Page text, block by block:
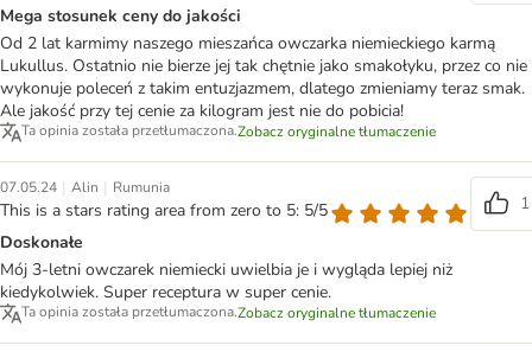
Mega stosunek ceny do jakości
Od 2 lat karmimy naszego mieszańca owczarka niemieckiego karmą
Lukullus. Ostatnio nie bierze jej tak chętnie jako smakołyku, przez co nie
wykonuje poleceń z takim entuzjazmem, dlatego zmieniamy teraz smak.
Ale jakość przy tej cenie za kilogram jest nie do pobicia!
Ta opinia została przetłumaczona.Zobacz oryginalne tłumaczenie
07.05.24 | Alin | Rumunia
This is a stars rating area from zero to 5: 5/5
1
Doskonałe
Mój 3-letni owczarek niemiecki uwielbia je i wygląda lepiej niż
kiedykolwiek. Super receptura w super cenie.
Ta opinia została przetłumaczona.Zobacz oryginalne tłumaczenie